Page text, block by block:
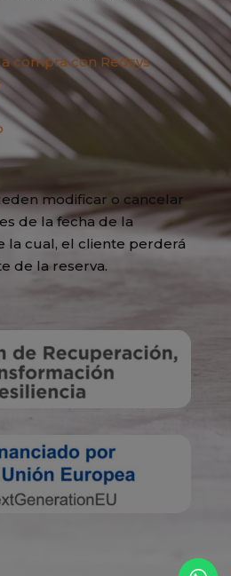
compra con Redsys
modificar o cancelar
de la fecha de la
la cual, el cliente perderá
de la reserva.